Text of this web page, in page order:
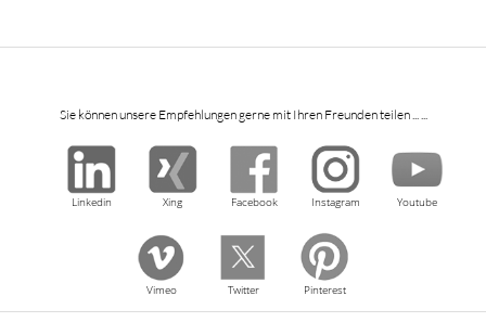
Sie können unsere Empfehlungen gerne mit Ihren Freunden teilen ... ...
Linkedin Xing Facebook Instagram Youtube
Vimeo Twitter Pinterest